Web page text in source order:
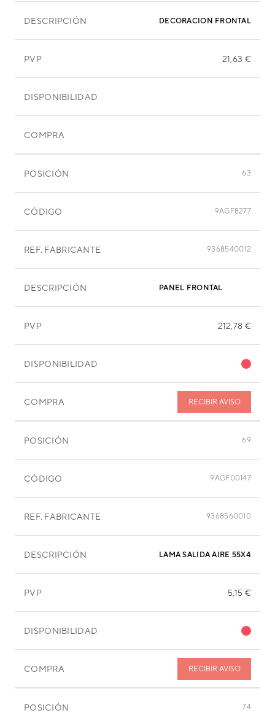
DESCRIPCIÓN
PVP 21,63 €
DISPONIBILIDAD
COMPRA
POSICIÓN 63
CÓDIGO 9AGF8277
REF. FABRICANTE 9368540012
DESCRIPCIÓN PANEL FRONTAL
PVP 212,78 €
DISPONIBILIDAD
COMPRA RECIBIR AVISO
POSICIÓN 69
CÓDIGO 9AGF00147
REF. FABRICANTE 9368560010
DESCRIPCIÓN LAMA SALIDA AIRE 55X45 MM
PVP 5,15 €
DISPONIBILIDAD
COMPRA RECIBIR AVISO
POSICIÓN 74